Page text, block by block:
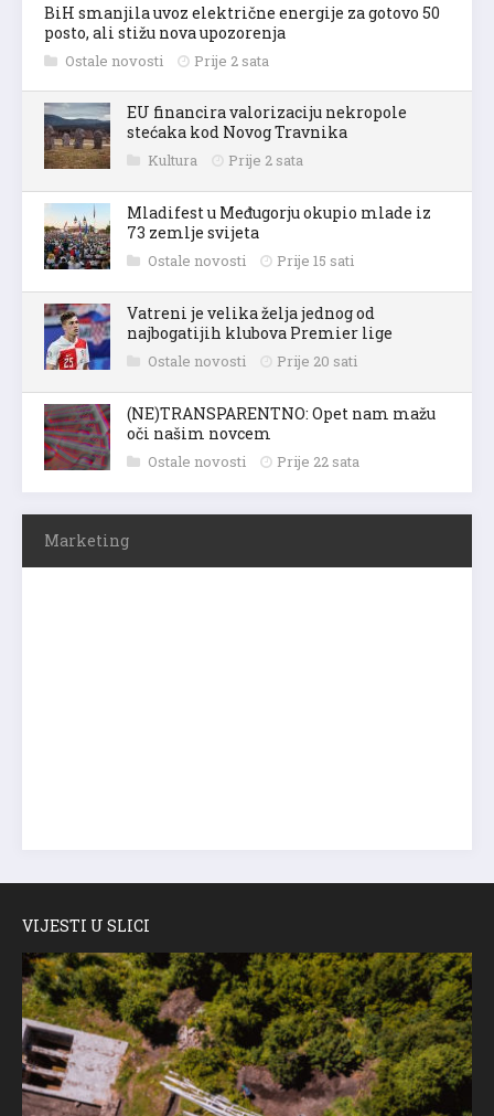
BiH smanjila uvoz električne energije za gotovo 50
posto, ali stižu nova upozorenja
Ostale novosti Prije 2 sata
EU financira valorizaciju nekropole
stećaka kod Novog Travnika
Kultura Prije 2 sata
Mladifest u Međugorju okupio mlade iz
73 zemlje svijeta
Ostale novosti Prije 15 sati
Vatreni je velika želja jednog od
najbogatijih klubova Premier lige
Ostale novosti Prije 20 sati
(NE)TRANSPARENTNO: Opet nam mažu
oči našim novcem
Ostale novosti Prije 22 sata
Marketing
VIJESTI U SLICI